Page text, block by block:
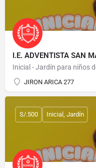
I.E. ADVENTISTA SAN
Inicial - Jardín para niños
JIRON ARICA 277
S/.500 Inicial, Jardín